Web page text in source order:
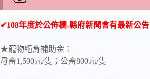
✔108年度於公佈欄-縣府新聞會有最新公告
★寵物絕育補助金：
母畜1,500元/隻；公畜800元/隻